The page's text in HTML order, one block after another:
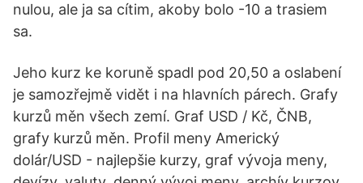
nulou, ale ja sa cítim, akoby bolo -10 a trasiem
sa.
Jeho kurz ke koruně spadl pod 20,50 a oslabení
je samozřejmě vidět i na hlavních párech. Grafy
kurzů měn všech zemí. Graf USD / Kč, ČNB,
grafy kurzů měn. Profil meny Americký
dolár/USD - najlepšie kurzy, graf vývoja meny,